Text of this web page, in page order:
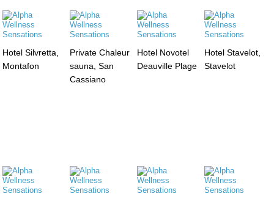
Hotel Silvretta,
Montafon
Private Chaleur
sauna, San
Cassiano
Hotel Novotel
Deauville Plage
Hotel Stavelot,
Stavelot